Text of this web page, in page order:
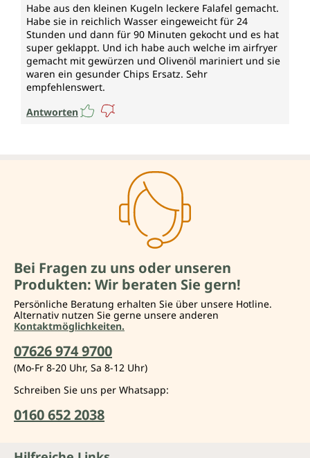
Habe aus den kleinen Kugeln leckere Falafel gemacht.
Habe sie in reichlich Wasser eingeweicht für 24
Stunden und dann für 90 Minuten gekocht und es hat
super geklappt. Und ich habe auch welche im airfryer
gemacht mit gewürzen und Olivenöl mariniert und sie
waren ein gesunder Chips Ersatz. Sehr
empfehlenswert.
Antworten
Bei Fragen zu uns oder unseren
Produkten: Wir beraten Sie gern!
Persönliche Beratung erhalten Sie über unsere Hotline.
Alternativ nutzen Sie gerne unsere anderen
Kontaktmöglichkeiten.
07626 974 9700
(Mo-Fr 8-20 Uhr, Sa 8-12 Uhr)
Schreiben Sie uns per Whatsapp:
0160 652 2038